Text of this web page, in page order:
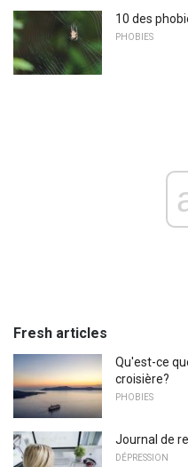
10 des
PHOBIES
Fresh articles
Qu'est-ce
croisière?
PHOBIES
Journal de
DÉPRESSION